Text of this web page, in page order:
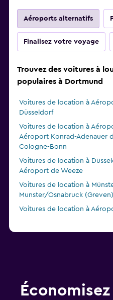
Aéroports alternatifs
Finalisez votre voyage
Trouvez des voitures à
populaires à Dortmund
Voitures de location à
Düsseldorf
Voitures de location à
Aéroport Konrad-Adenauer
Cologne-Bonn
Voitures de location à
Aéroport de Weeze
Voitures de location à
Munster/Osnabruck (Greven)
Voitures de location à